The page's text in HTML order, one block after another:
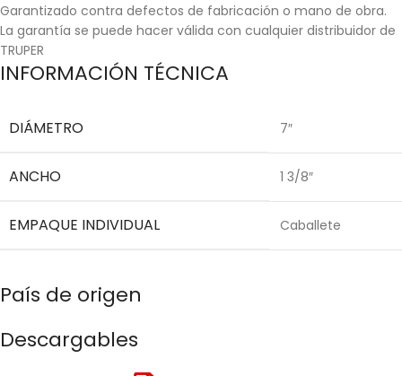
Garantizado contra defectos de fabricación o mano de obra.
La garantía se puede hacer válida con cualquier distribuidor de
TRUPER
INFORMACIÓN TÉCNICA
DIÁMETRO 7″
ANCHO 1 3/8″
EMPAQUE INDIVIDUAL Caballete
País de origen
Descargables